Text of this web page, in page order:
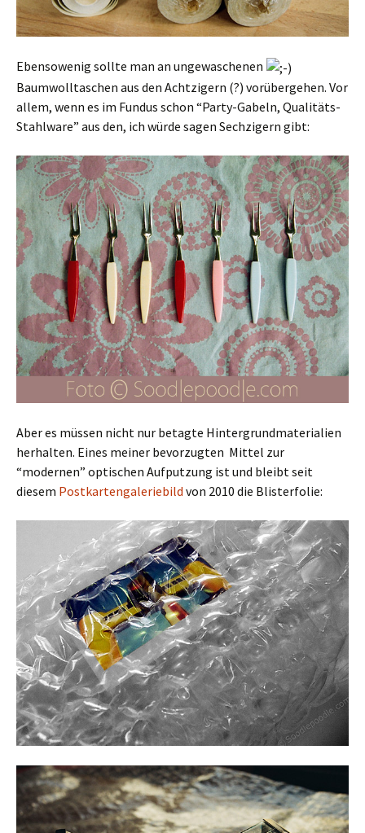
Ebensowenig sollte man an ungewaschenen
Baumwolltaschen aus den Achtzigern (?) vorübergehen. Vor
allem, wenn es im Fundus schon “Party-Gabeln, Qualitäts-
Stahlware” aus den, ich würde sagen Sechzigern gibt:
Aber es müssen nicht nur betagte Hintergrundmaterialien
herhalten. Eines meiner bevorzugten Mittel zur
“modernen” optischen Aufputzung ist und bleibt seit
diesem Postkartengaleriebild von 2010 die Blisterfolie: